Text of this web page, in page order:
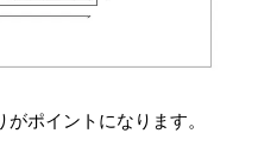
ポイントになります。